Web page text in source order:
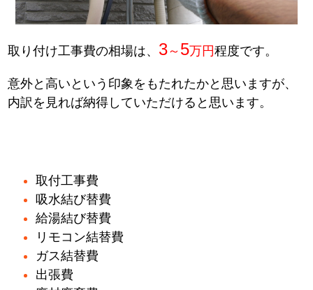
取り付け工事費の相場は、 3～ 5万円程度です。
意外と高いという印象をもたれたかと思いますが、
内訳を見れば納得していただけると思います。
取付工事費
吸水結び替費
給湯結び替費
リモコン結替費
ガス結替費
出張費